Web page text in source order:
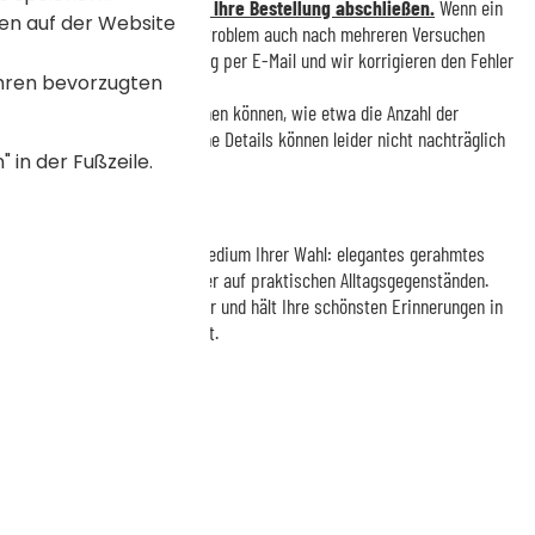
sorgfältig, bevor Sie Ihre Bestellung abschließen.Wenn ein
erneut hoch. Sollte das Problem auch nach mehreren Versuchen
nach Aufgabe der Bestellung per E-Mail und wir korrigieren den Fehler
Korrekturen vornehmen können, wie etwa die Anzahl der
Haarfarbe. Nebensächliche Details können leider nicht nachträglich
drucken wir sie auf dem Medium Ihrer Wahl: elegantes gerahmtes
bereit zum Aufhängen – oder auf praktischen Alltagsgegenständen.
Kreativität und Humor und hält Ihre schönsten Erinnerungen in
fest, die Freude bereitet.
auf der Website
bevorzugten
in der Fußzeile.